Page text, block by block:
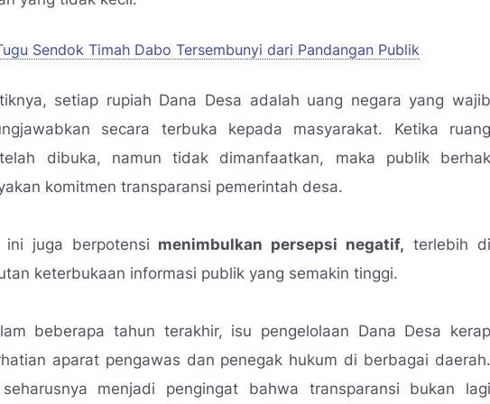
Sendok Timah Dabo Tersembunyi dari Pandangan Publik
setiap rupiah Dana Desa adalah uang negara yang wajib
secara terbuka kepada masyarakat. Ketika ruang
dibuka, namun tidak dimanfaatkan, maka publik berhak
komitmen transparansi pemerintah desa.
ini juga berpotensi menimbulkan persepsi negatif, terlebih di
keterbukaan informasi publik yang semakin tinggi.
beberapa tahun terakhir, isu pengelolaan Dana Desa kerap
aparat pengawas dan penegak hukum di berbagai daerah.
menjadi pengingat bahwa transparansi bukan lagi